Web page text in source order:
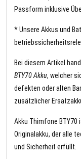
Passform inklusive
* Unsere Akkus und
Bei diesem Artikel
BTY70 Akku, welcher
defekten oder alten
zusätzlicher
Akku Thimfone
Originalakku, der alle
und Sicherheit erfüllt.